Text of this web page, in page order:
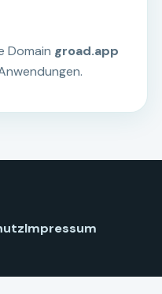
Domain groad.app
Impressum